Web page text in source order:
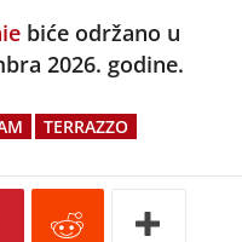
biće održano u
2026. godine.
TERRAZZO